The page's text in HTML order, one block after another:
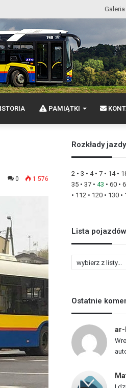
PAMIĄTKI
0 1 576
Rozkłady jazdy
2 •3 •4•7 • 14•
35 •37 •43 •60 •
• 112 • 120 • 130 •
Lista pojazdów
i
a
p
j
a
Ostatnie
ar-